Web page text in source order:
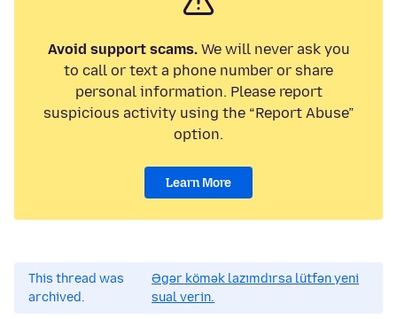
Avoid support scams.We will never ask you
to call or text a phone number or share
personal information. Please report
suspicious activity using the “Report Abuse”
option.
Learn More
This thread was
archived.
Əgər kömək lazımdırsa lütfən yeni
sual verin.